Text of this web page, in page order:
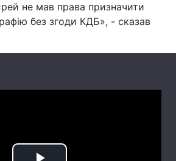
Політика
Туризм
не мав права призначити
без згоди КДБ», - сказав